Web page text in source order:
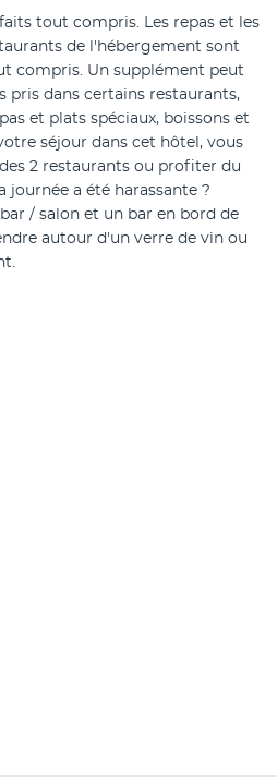
tout compris. Les repas et les
de l'hébergement sont
compris. Un supplément peut
pris dans certains restaurants,
et plats spéciaux, boissons et
séjour dans cet hôtel, vous
2 restaurants ou profiter du
journée a été harassante ?
/ salon et un bar en bord de
autour d'un verre de vin ou